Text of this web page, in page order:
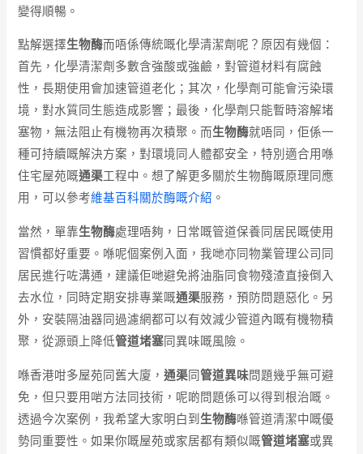
變得順暢。
點解選擇生物酶而唔係傳統嘅化學清潔劑呢？原因有幾個：
首先，化學清潔劑多數含強酸或強鹼，對管道材料有腐蝕
性，長期使用會加速管道老化；其次，化學劑可能會污染環
境，對水質同生態造成影響；最後，化學劑只能暫時溶解堵
塞物，無法阻止有機物再次積聚。而生物酶就唔同，佢係一
種可持續嘅解決方案，對環境同人體都安全，特別適合用喺
住宅屋苑嘅通渠工程中。想了解更多關於生物酶嘅原理同應
用，可以參考維基百科關於酶嘅介紹 。
當然，單靠生物酶處理唔夠，日常嘅管道保養同居民嘅使用
習慣都好重要。喺呢個案例入面，我哋亦同物業管理公司同
居民進行咗溝通，建議佢哋避免將油脂同食物殘渣直接倒入
去水位，同時定期安排專業嘅通渠服務，預防問題惡化。另
外，安裝隔油器同過濾網都可以有效減少管道內嘅有機物積
聚，從源頭上降低管道堵塞同異味嘅風險。
喺香港咁多屋苑同舊大廈，通渠同管道異味問題幾乎無可避
免，但只要用啱方法同技術，呢啲問題係可以得到根治嘅。
透過今次案例，我希望大家明白到 生物酶喺管道清潔中嘅優
勢同重要性。如果你嘅屋苑或家居都有類似嘅管道堵塞或異